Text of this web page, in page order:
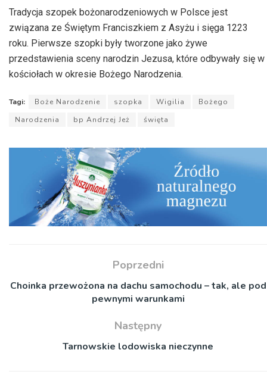
dźwiękowych
Tradycja szopek bożonarodzeniowych w Polsce jest
związana ze Świętym Franciszkiem z Asyżu i sięga 1223
roku. Pierwsze szopki były tworzone jako żywe
przedstawienia sceny narodzin Jezusa, które odbywały się w
kościołach w okresie Bożego Narodzenia.
Tagi: Boże Narodzenie szopka Wigilia
Bożego
Narodzenia
bp Andrzej Jeż święta
Poprzedni
Choinka przewożona na dachu samochodu – tak, ale pod
pewnymi warunkami
Następny
Tarnowskie lodowiska nieczynne